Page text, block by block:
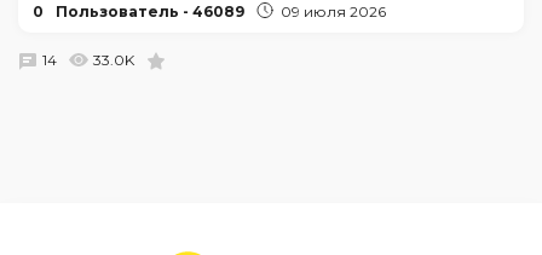
0 Пользователь - 46089 09 июля 2026
14 33.0K